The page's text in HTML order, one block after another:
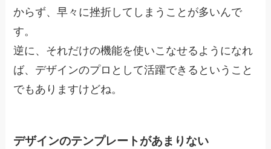
からず、早々に挫折してしまうことが多いんで
す。
逆に、それだけの機能を使いこなせるようになれ
ば、デザインのプロとして活躍できるということ
でもありますけどね。
デザインのテンプレートがあまりない